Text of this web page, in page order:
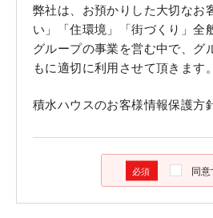
弊社は、お預かりした大切なお
い」「住環境」「街づくり」全
グループの事業を営む中で、グ
もに適切に利用させて頂きます。
積水ハウスのお客様情報保護方
同